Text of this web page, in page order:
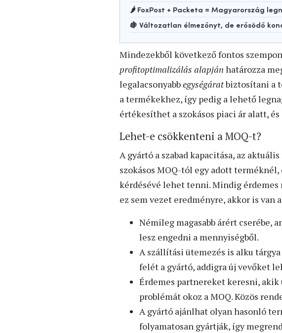
🌶️ FoxPost + Packeta = Magyarország
🍇 Változatlan élmezőnyt, de erősödő
Mindezekből következő fontos
profitoptimalizálás alapján határozza
legalacsonyabbegységáratbiztosítani a
a termékekhez, így pedig a lehető
értékesíthet a szokásos piaci ár alatt,
Lehet-e csökkenteni a MOQ-t?
A gyártó a szabad kapacitása, az
szokásos MOQ-tól egy adott
kérdésévé lehet tenni. Mindig
ez sem vezet eredményre, akkor is
Némileg magasabb árért cserébe,
lesz engedni a mennyiségből.
A szállítási ütemezés is alku
felét a gyártó, addigra új vevőket
Érdemes partnereket keresni,
problémát okoz a MOQ. Közös
A gyártó ajánlhat olyan hasonló
folyamatosan gyártják, így